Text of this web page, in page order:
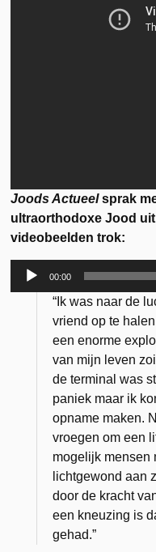
Joods Actueelsprak
ultraorthodoxe Jood
videobeelden trok:
Audiospeler
00:00
“Ik was naar de
vriend op te
een enorme
van mijn leven
de terminal was
paniek maar ik
opname maken.
vroegen om een
mogelijk mensen
lichtgewond aan
door de kracht
een kneuzing is
gehad.”